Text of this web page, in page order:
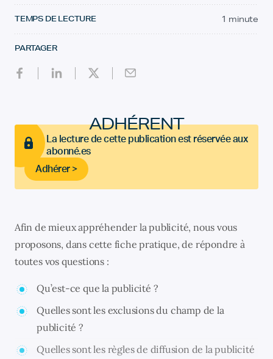
TEMPS DE LECTURE 1 minute
PARTAGER
ADHÉRENT
La lecture de cette publication est réservée aux
abonné.es
Adhérer >
Afin de mieux appréhender la publicité, nous vous
proposons, dans cette fiche pratique, de répondre à
toutes vos questions :
Qu’est-ce que la publicité ?
Quelles sont les exclusions du champ de la
publicité ?
Quelles sont les règles de diffusion de la publicité